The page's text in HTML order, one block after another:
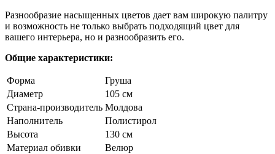
Разнообразие насыщенных цветов дает вам широкую палитру
и возможность не только выбрать подходящий цвет для
вашего интерьера, но и разнообразить его.
Общие характеристики:
Форма
Груша
Диаметр
105 см
Страна-производитель Молдова
Наполнитель
Полистирол
Высота
130 см
Материал обивки
Велюр